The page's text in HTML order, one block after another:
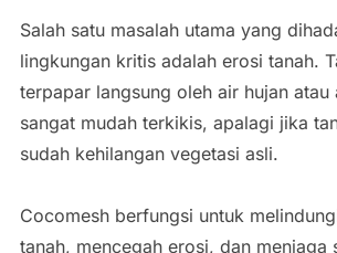
Salah satu masalah utama yang
lingkungan kritis adalah erosi tanah.
terpapar langsung oleh air hujan atau
sangat mudah terkikis, apalagi jika
sudah kehilangan vegetasi asli.
Cocomesh berfungsi untuk
tanah, mencegah erosi, dan menjaga